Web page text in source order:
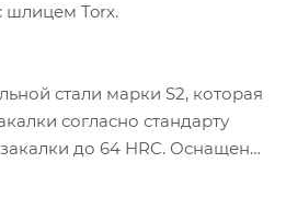
шлицем Torx.
стали марки S2, которая
согласно стандарту
до 64 HRC. Оснащена